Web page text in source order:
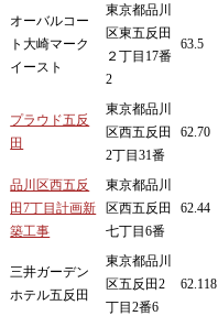
オーバルコー
ト大崎マーク
イースト
東京都品川
区東五反田
２丁目17番
2
63.5
プラウド五反
田
東京都品川
区西五反田
2丁目31番
62.70
品川区西五反
田7丁目計画新
築工事
東京都品川
区西五反田
七丁目6番
62.44
三井ガーデン
ホテル五反田
東京都品川
区五反田2
丁目2番6
62.118